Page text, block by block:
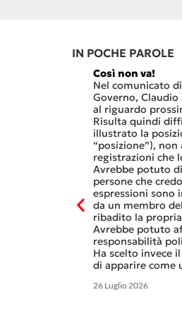
IN POCHE PAROLE
Così non va!
Nel comunicato
Governo,
al riguardo
Risulta quindi
illustrato la
“posizione”),
registrazioni che
Avrebbe potuto
persone che
espressioni sono
da un membro
ribadito la
Avrebbe potuto
responsabilità
Ha scelto invece
di apparire come
26 Luglio 2026